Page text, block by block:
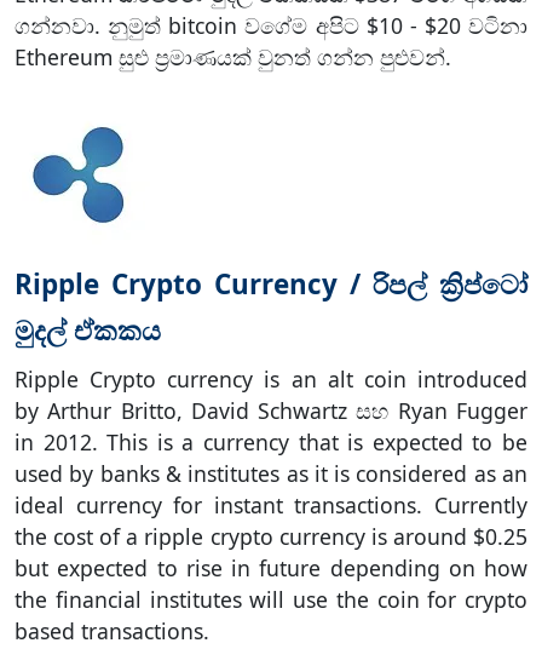
?
ගන්නවා. නුමුත් bitcoin වගේම අපිට $10 - $20 වටිනා
Ethereum සුළු ප්‍රමාණයක් වුනත් ගන්න පුළුවන්.
Ripple Crypto Currency / රිපල් ක්‍රිප්ටෝ
මුදල් ඒකකය
Ripple Crypto currency is an alt coin introduced
by Arthur Britto, David Schwartz සහ Ryan Fugger
in 2012. This is a currency that is expected to be
used by banks & institutes as it is considered as an
ideal currency for instant transactions. Currently
the cost of a ripple crypto currency is around $0.25
but expected to rise in future depending on how
the financial institutes will use the coin for crypto
based transactions.